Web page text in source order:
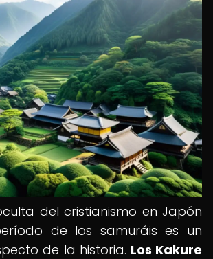
del cristianismo en Japón
de los samuráis es un
de la historia. Los Kakure